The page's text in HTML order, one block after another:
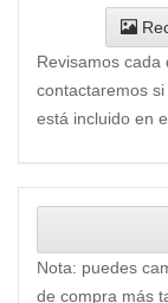
Revisamos cada
contactaremos
está incluido en
Nota: puedes
de compra más